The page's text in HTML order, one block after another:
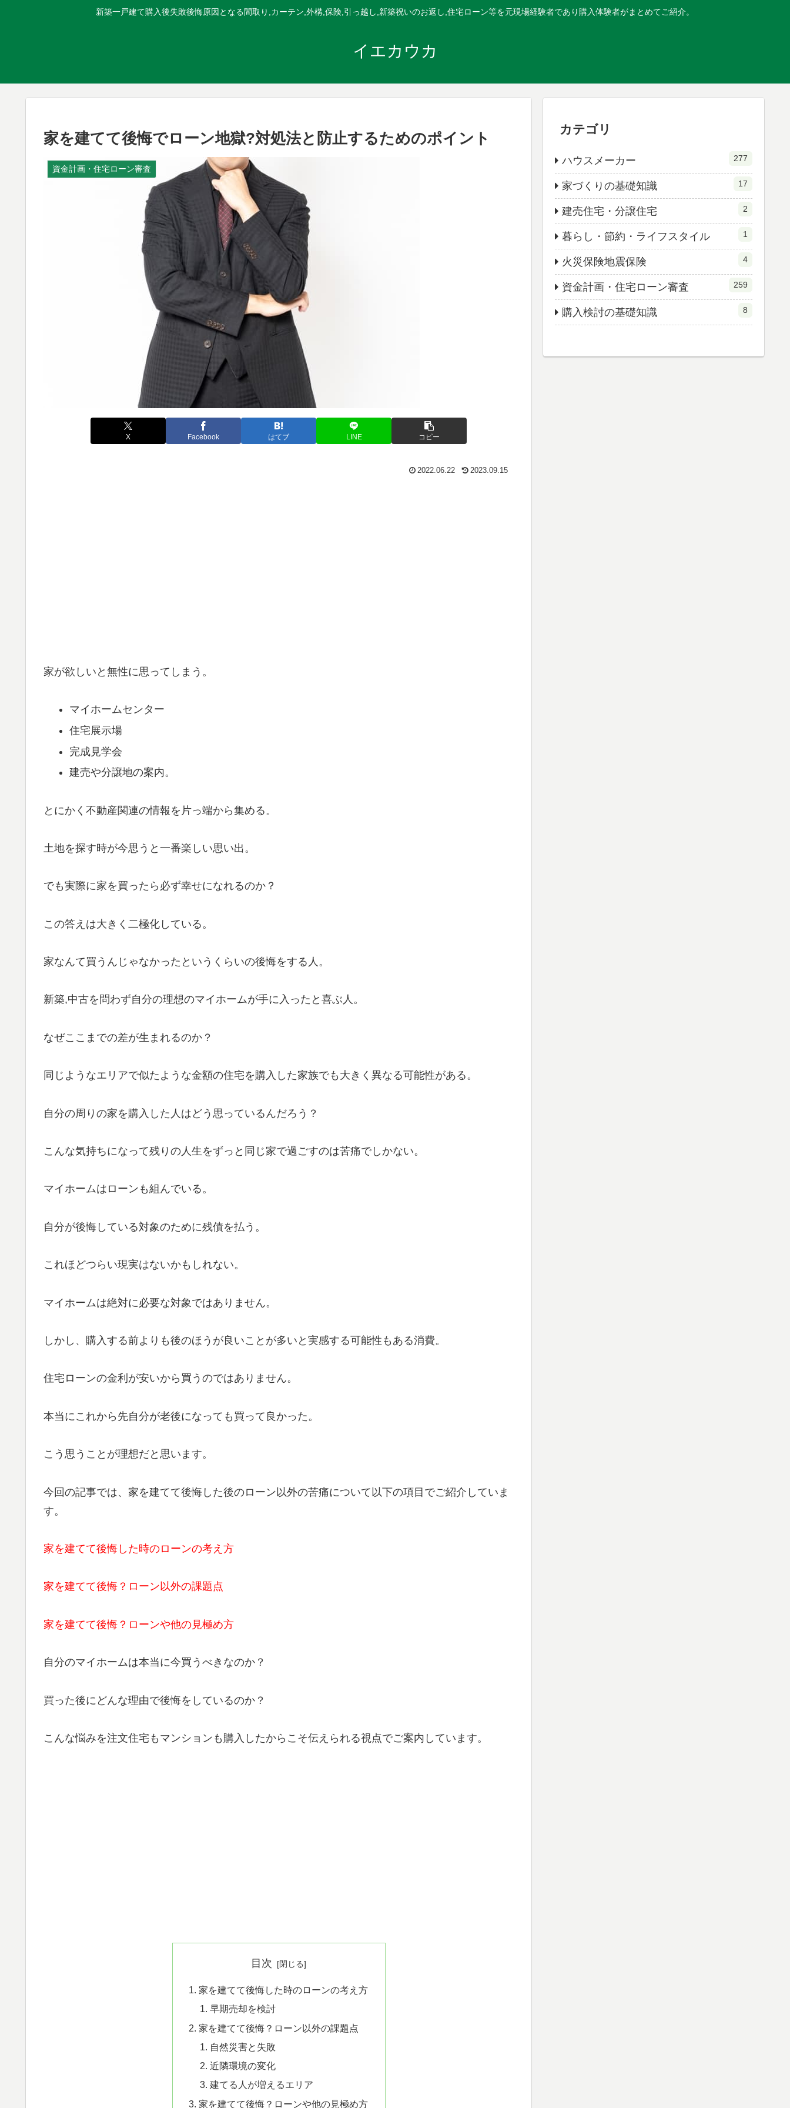
新築一戸建て購入後失敗後悔原因となる間取り,カーテン,外構,保険,引っ越し,新築祝いのお返し,住宅ローン等を元現場経験者であり購入体験者がまとめてご紹介。
イエカウカ
家を建てて後悔でローン地獄?対処法と防止するためのポイント
資金計画・住宅ローン審査
X Facebook はてブ LINE コピー
2022.06.22 2023.09.15
家が欲しいと無性に思ってしまう。
マイホームセンター
住宅展示場
完成見学会
建売や分譲地の案内。
とにかく不動産関連の情報を片っ端から集める。
土地を探す時が今思うと一番楽しい思い出。
でも実際に家を買ったら必ず幸せになれるのか？
この答えは大きく二極化している。
家なんて買うんじゃなかったというくらいの後悔をする人。
新築,中古を問わず自分の理想のマイホームが手に入ったと喜ぶ人。
なぜここまでの差が生まれるのか？
同じようなエリアで似たような金額の住宅を購入した家族でも大きく異なる可能性がある。
自分の周りの家を購入した人はどう思っているんだろう？
こんな気持ちになって残りの人生をずっと同じ家で過ごすのは苦痛でしかない。
マイホームはローンも組んでいる。
自分が後悔している対象のために残債を払う。
これほどつらい現実はないかもしれない。
マイホームは絶対に必要な対象ではありません。
しかし、購入する前よりも後のほうが良いことが多いと実感する可能性もある消費。
住宅ローンの金利が安いから買うのではありません。
本当にこれから先自分が老後になっても買って良かった。
こう思うことが理想だと思います。
今回の記事では、家を建てて後悔した後のローン以外の苦痛について以下の項目でご紹介していま
す。
家を建てて後悔した時のローンの考え方
家を建てて後悔？ローン以外の課題点
家を建てて後悔？ローンや他の見極め方
自分のマイホームは本当に今買うべきなのか？
買った後にどんな理由で後悔をしているのか？
こんな悩みを注文住宅もマンションも購入したからこそ伝えられる視点でご案内しています。
目次
家を建てて後悔した時のローンの考え方
早期売却を検討
家を建てて後悔？ローン以外の課題点
自然災害と失敗
近隣環境の変化
建てる人が増えるエリア
家を建てて後悔？ローンや他の見極め方
カテゴリ
ハウスメーカー 277
家づくりの基礎知識 17
建売住宅・分譲住宅 2
暮らし・節約・ライフスタイル 1
火災保険地震保険 4
資金計画・住宅ローン審査 259
購入検討の基礎知識 8